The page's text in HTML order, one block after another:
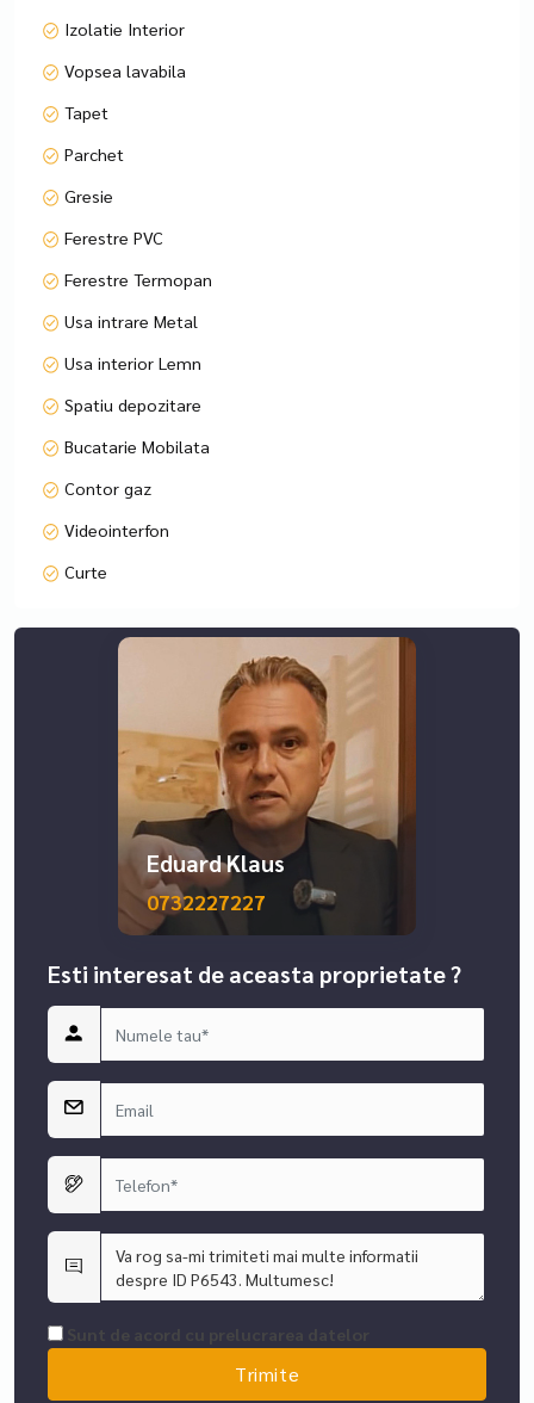
Imobilul este renovat recent, calitate Premium!
Izolatie Interior
Vopsea lavabila
Tapet
Parchet
Gresie
Ferestre PVC
Ferestre Termopan
Usa intrare Metal
Usa interior Lemn
Spatiu depozitare
Bucatarie Mobilata
Contor gaz
Videointerfon
Curte
Eduard Klaus
0732227227
Esti interesat de aceasta proprietate ?